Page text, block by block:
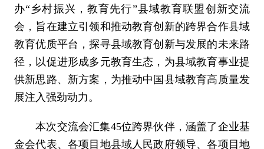
办“乡村振兴，教育先行”县域教育联盟创新交流
会，旨在建立引领和推动教育创新的跨界合作县域
教育优质平台，探寻县域教育创新与发展的未来路
径，以促进形成多元教育生态，为县域教育事业提
供新思路、新方案，为推动中国县域教育高质量发
展注入强劲动力。
本次交流会汇集45位跨界伙伴，涵盖了企业基
金会代表、各项目地县域人民政府领导、各项目地